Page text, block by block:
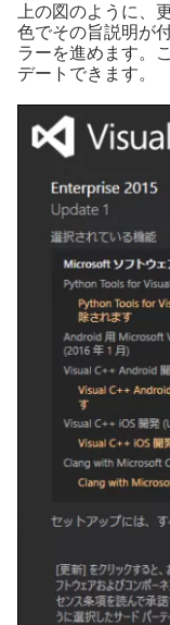
上の図のように、
色でその旨説明が
ラーを進めます。
デートできます。